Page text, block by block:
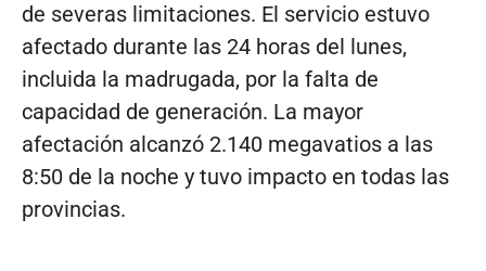
de severas limitaciones. El servicio estuvo
afectado durante las 24 horas del lunes,
incluida la madrugada, por la falta de
capacidad de generación. La mayor
afectación alcanzó 2.140 megavatios a las
8:50 de la noche y tuvo impacto en todas las
provincias.